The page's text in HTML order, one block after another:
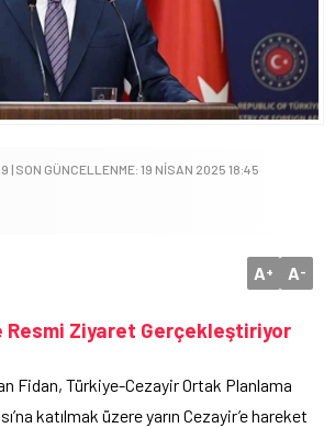
| SON GÜNCELLENME: 19 NISAN 2025 18:45
A+ A-
Resmi Ziyaret Gerçekleştiriyor
Fidan, Türkiye-Cezayir Ortak Planlama
katılmak üzere yarın Cezayir’e hareket